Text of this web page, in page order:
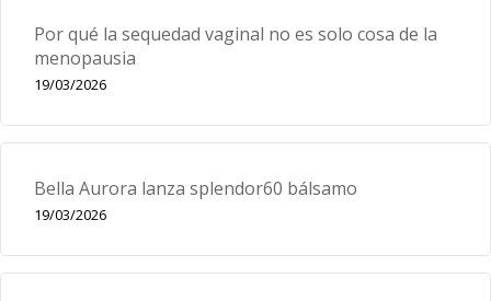
Por qué la sequedad vaginal no es solo cosa de la
menopausia
19/03/2026
Bella Aurora lanza splendor60 bálsamo
19/03/2026